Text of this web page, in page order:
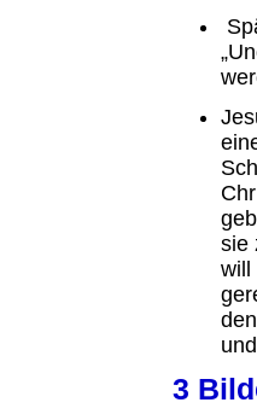
sie
will
3